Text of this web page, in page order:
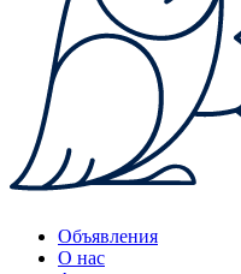
Объявления
О нас